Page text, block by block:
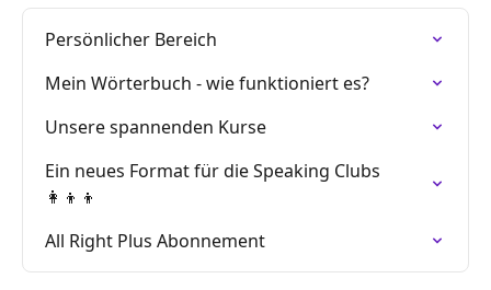
Persönlicher Bereich
Mein Wörterbuch - wie funktioniert es?
Unsere spannenden Kurse
Ein neues Format für die Speaking Clubs
👩‍👦‍👦
All Right Plus Abonnement